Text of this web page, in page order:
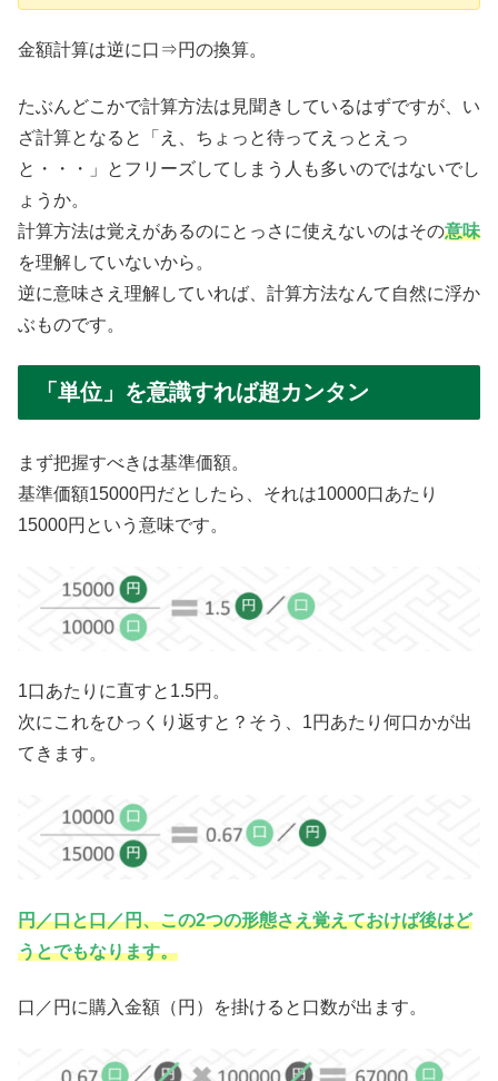
金額計算は逆に口⇒円の換算。
たぶんどこかで計算方法は見聞きしているはずですが、い
ざ計算となると「え、ちょっと待ってえっとえっ
と・・・」とフリーズしてしまう人も多いのではないでし
ょうか。
計算方法は覚えがあるのにとっさに使えないのはその意味
を理解していないから。
逆に意味さえ理解していれば、計算方法なんて自然に浮か
ぶものです。
「単位」を意識すれば超カンタン
まず把握すべきは基準価額。
基準価額15000円だとしたら、それは10000口あたり
15000円という意味です。
1口あたりに直すと1.5円。
次にこれをひっくり返すと？そう、1円あたり何口かが出
てきます。
円／口と口／円、この2つの形態さえ覚えておけば後はど
うとでもなります。
口／円に購入金額（円）を掛けると口数が出ます。